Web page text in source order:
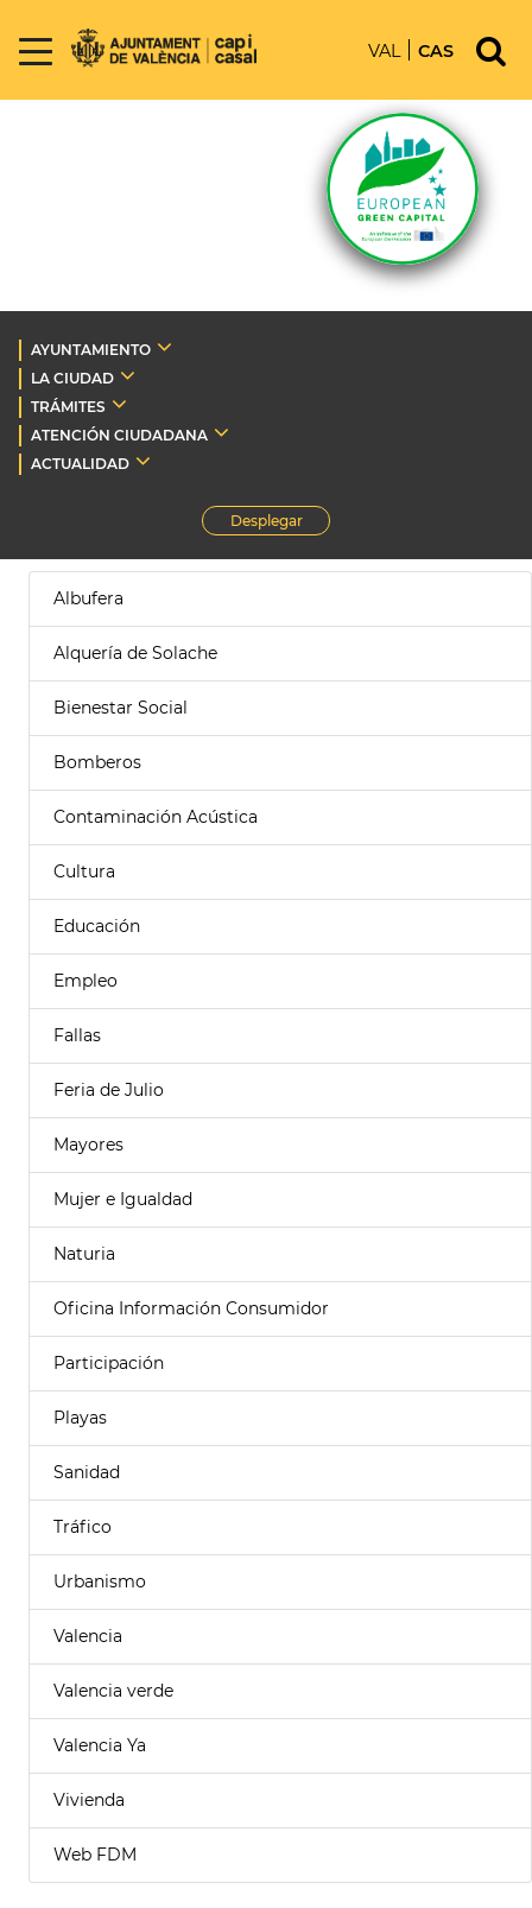
VAL CAS
AYUNTAMIENTO
LA CIUDAD
TRÁMITES
ATENCIÓN CIUDADANA
ACTUALIDAD
Desplegar
Albufera
Alquería de Solache
Bienestar Social
Bomberos
Contaminación Acústica
Cultura
Educación
Empleo
Fallas
Feria de Julio
Mayores
Mujer e Igualdad
Naturia
Oficina Información Consumidor
Participación
Playas
Sanidad
Tráfico
Urbanismo
Valencia
Valencia verde
Valencia Ya
Vivienda
Web FDM